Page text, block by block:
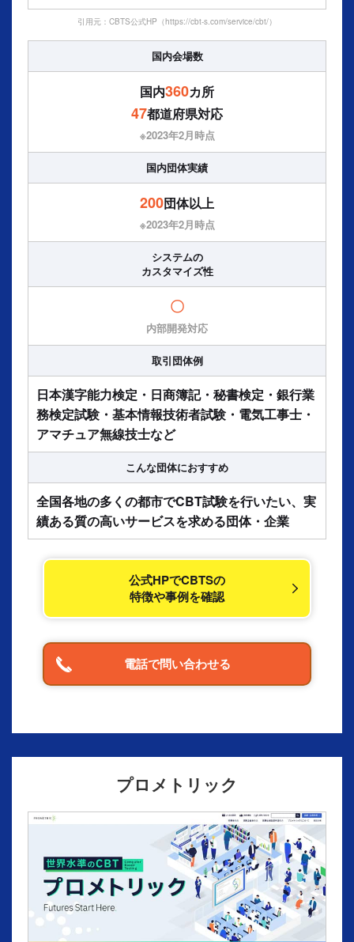
引用元：CBTS公式HP（https://cbt-s.com/service/cbt/）
国内会場数
国内360カ所
47都道府県対応
※2023年2⽉時点
国内団体実績
200団体以上
※2023年2⽉時点
システムの
カスタマイズ性
〇
内部開発対応
取引団体例
日本漢字能力検定・日商簿記・秘書検定・銀行業
務検定試験・基本情報技術者試験・電気工事士・
アマチュア無線技士など
こんな団体におすすめ
全国各地の多くの都市でCBT試験を行いたい、実
績ある質の高いサービスを求める団体・企業
公式HPでCBTSの
特徴や事例を確認
電話で問い合わせる
プロメトリック